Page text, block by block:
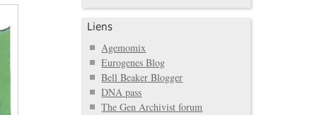
Liens
Agemomix
Eurogenes Blog
Bell Beaker Blogger
DNA pass
The Gen Archivist forum